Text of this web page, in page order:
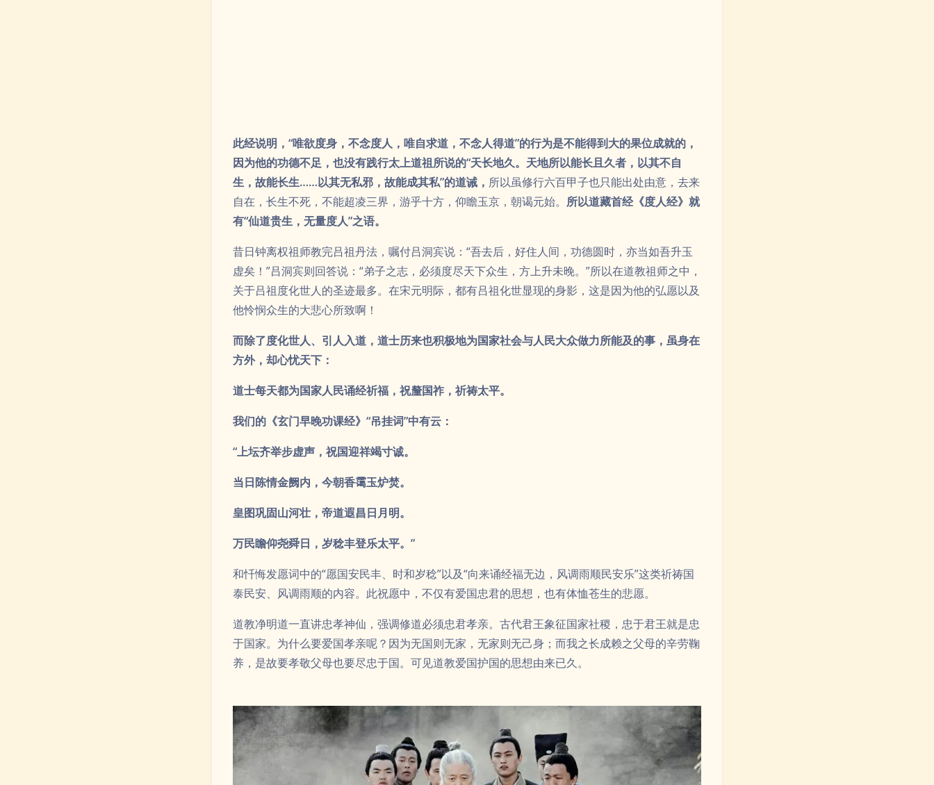
关于吕祖度化世人的圣迹最多。在宋元明际，都有吕祖化世显现的身影，这是因为他的弘愿以及
他怜悯众生的大悲心所致啊！
而除了度化世人、引人入道，道士历来也积极地为国家社会与人民大众做力所能及的事，虽身在
方外，却心忧天下：
我们的《玄门早晚功课经》“吊挂词”中有云：
“上坛齐举步虚声，祝国迎祥竭寸诚。
皇图巩固山河壮，帝道遐昌日月明。
万民瞻仰尧舜日，岁稔丰登乐太平。”
和忏悔发愿词中的“愿国安民丰、时和岁稔”以及“向来诵经福无边，风调雨顺民安乐”这类祈祷国
于国家。为什么要爱国孝亲呢？因为无国则无家，无家则无己身；而我之长成赖之父母的辛劳鞠
养，是故要孝敬父母也要尽忠于国。可见道教爱国护国的思想由来已久。